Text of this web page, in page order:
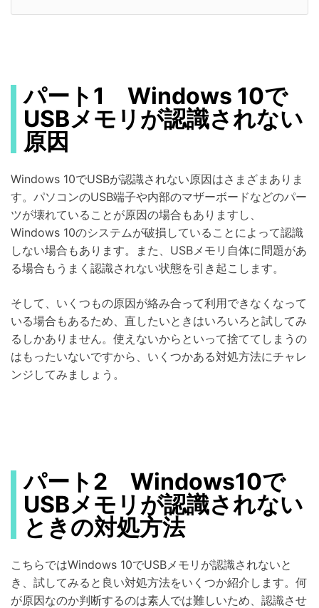
パート1 Windows 10で
USBメモリが認識されない
原因
Windows 10でUSBが認識されない原因はさまざまありま
す。パソコンのUSB端子や内部のマザーボードなどのパー
ツが壊れていることが原因の場合もありますし、
Windows 10のシステムが破損していることによって認識
しない場合もあります。また、USBメモリ自体に問題があ
る場合もうまく認識されない状態を引き起こします。
そして、いくつもの原因が絡み合って利用できなくなって
いる場合もあるため、直したいときはいろいろと試してみ
るしかありません。使えないからといって捨ててしまうの
はもったいないですから、いくつかある対処方法にチャレ
ンジしてみましょう。
パート2 Windows10で
USBメモリが認識されない
ときの対処方法
こちらではWindows 10でUSBメモリが認識されないと
き、試してみると良い対処方法をいくつか紹介します。何
が原因なのか判断するのは素人では難しいため、認識させ